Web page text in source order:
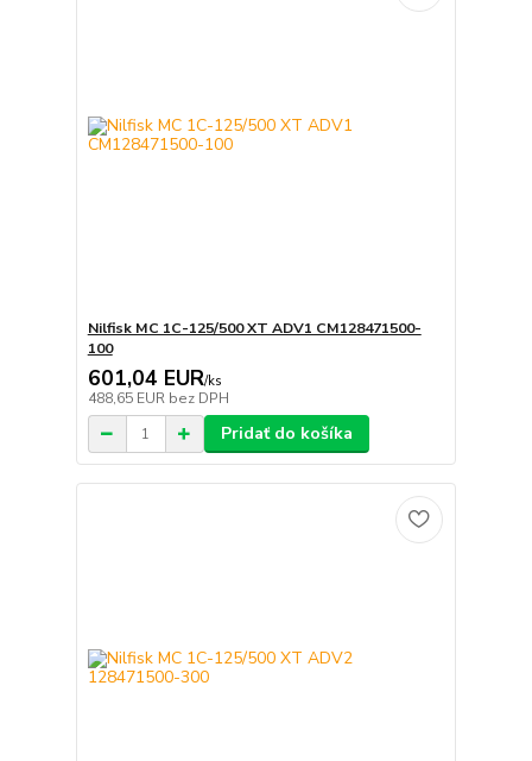
Nilfisk MC 1C-125/500 XT ADV1 CM128471500-
100
601,04 EUR/ks
488,65 EUR bez DPH
Pridať do košíka